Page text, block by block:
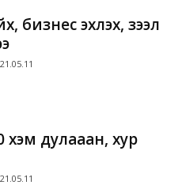
бизнес эхлэх, зээл
дулааан, хур